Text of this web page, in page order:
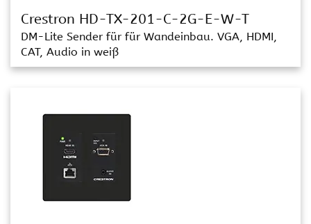
Crestron HD-TX-201-C-2G-E-W-T
DM-Lite Sender für für Wandeinbau. VGA, HDMI,
CAT, Audio in weiß